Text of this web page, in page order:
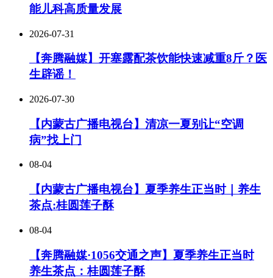
能儿科高质量发展
2026-07-31
【奔腾融媒】开塞露配茶饮能快速减重8斤？医
生辟谣！
2026-07-30
【内蒙古广播电视台】清凉一夏别让“空调
病”找上门
08-04
【内蒙古广播电视台】夏季养生正当时｜养生
茶点:桂圆莲子酥
08-04
【奔腾融媒·1056交通之声】夏季养生正当时
养生茶点：桂圆莲子酥